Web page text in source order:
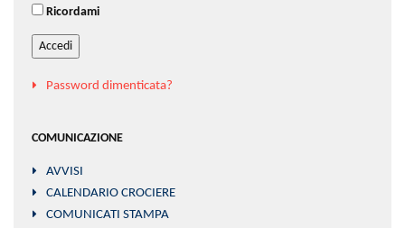
Ricordami
Accedi
Password dimenticata?
COMUNICAZIONE
AVVISI
CALENDARIO CROCIERE
COMUNICATI STAMPA